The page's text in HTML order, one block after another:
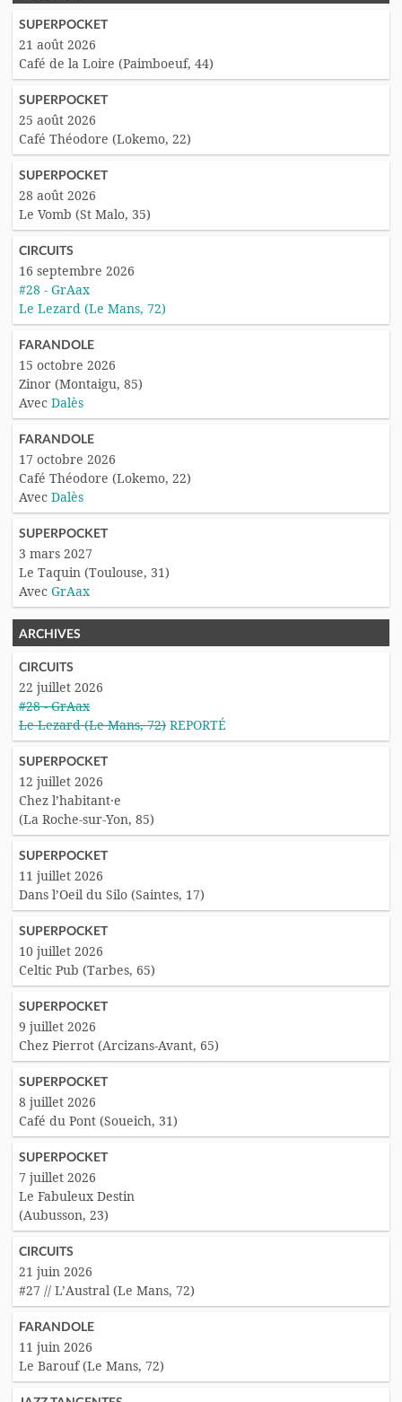
SUPERPOCKET
21 août 2026
Café de la Loire (Paimboeuf, 44)
SUPERPOCKET
25 août 2026
Café Théodore (Lokemo, 22)
SUPERPOCKET
28 août 2026
Le Vomb (St Malo, 35)
CIRCUITS
16 septembre 2026
#28 - GrAax
Le Lezard (Le Mans, 72)
FARANDOLE
15 octobre 2026
Zinor (Montaigu, 85)
Avec Dalès
FARANDOLE
17 octobre 2026
Café Théodore (Lokemo, 22)
Avec Dalès
SUPERPOCKET
3 mars 2027
Le Taquin (Toulouse, 31)
Avec GrAax
ARCHIVES
CIRCUITS
22 juillet 2026
#28 - GrAax
Le Lezard (Le Mans, 72) REPORTÉ
SUPERPOCKET
12 juillet 2026
Chez l’habitant·e
(La Roche-sur-Yon, 85)
SUPERPOCKET
11 juillet 2026
Dans l’Oeil du Silo (Saintes, 17)
SUPERPOCKET
10 juillet 2026
Celtic Pub (Tarbes, 65)
SUPERPOCKET
9 juillet 2026
Chez Pierrot (Arcizans-Avant, 65)
SUPERPOCKET
8 juillet 2026
Café du Pont (Soueich, 31)
SUPERPOCKET
7 juillet 2026
Le Fabuleux Destin
(Aubusson, 23)
CIRCUITS
21 juin 2026
#27 // L’Austral (Le Mans, 72)
FARANDOLE
11 juin 2026
Le Barouf (Le Mans, 72)